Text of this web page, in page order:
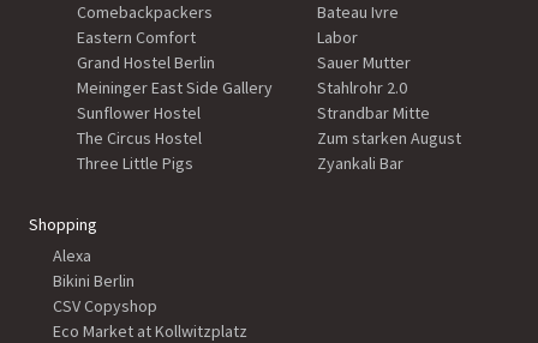
Comebackpackers
Eastern Comfort
Grand Hostel Berlin
Meininger East Side Gallery
Sunflower Hostel
The Circus Hostel
Three Little Pigs
Bateau Ivre
Labor
Sauer Mutter
Stahlrohr 2.0
Strandbar Mitte
Zum starken August
Zyankali Bar
Shopping
Alexa
Bikini Berlin
CSV Copyshop
Eco Market at Kollwitzplatz